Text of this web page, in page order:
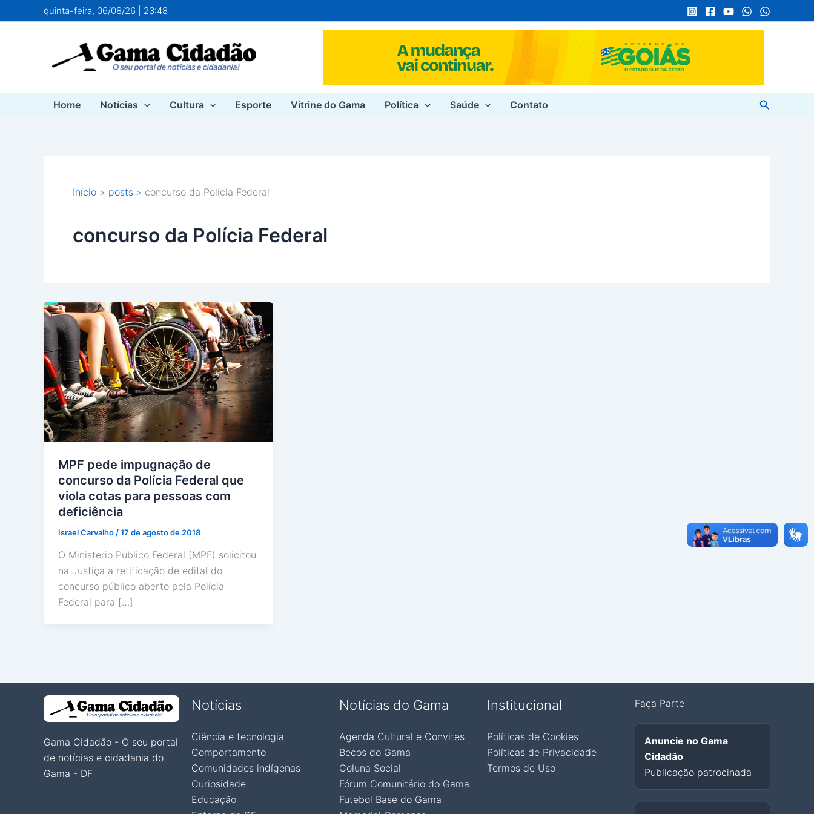
para
quinta-feira, 06/08/26 | 23:48
Home Notícias Cultura Esporte Vitrine do Gama Política Saúde Contato Pesquisar
Início posts concurso da Polícia Federal
concurso da Polícia Federal
MPF pede impugnação de
concurso da Polícia Federal que
viola cotas para pessoas com
deficiência
Israel Carvalho /17 de agosto de 2018
O Ministério Público Federal (MPF) solicitou
na Justiça a retificação de edital do
concurso público aberto pela Polícia
Federal para […]
Gama Cidadão - O seu portal
de notícias e cidadania do
Gama - DF
Notícias
Ciência e tecnologia
Comportamento
Comunidades indígenas
Curiosidade
Educação
Notícias do Gama
Agenda Cultural e Convites
Becos do Gama
Coluna Social
Fórum Comunitário do Gama
Futebol Base do Gama
Institucional
Políticas de Cookies
Políticas de Privacidade
Termos de Uso
Faça Parte
Anuncie no Gama
Cidadão
Publicação patrocinada